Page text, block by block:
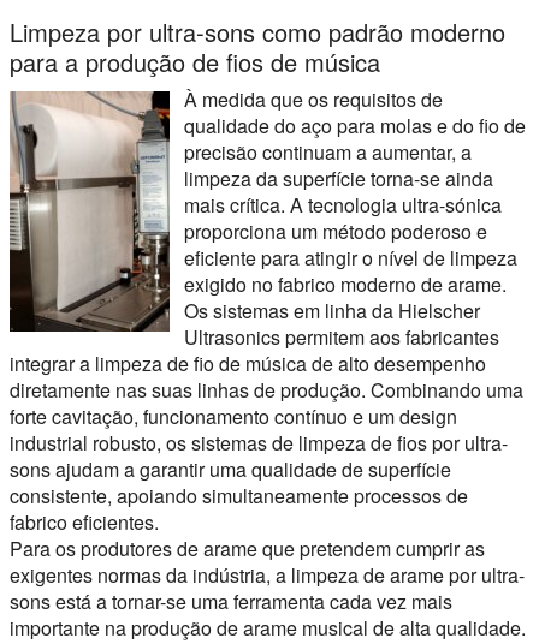
Limpeza por ultra-sons como padrão moderno
para a produção de fios de música
À medida que os requisitos de
qualidade do aço para molas e do fio de
precisão continuam a aumentar, a
limpeza da superfície torna-se ainda
mais crítica. A tecnologia ultra-sónica
proporciona um método poderoso e
eficiente para atingir o nível de limpeza
exigido no fabrico moderno de arame.
Os sistemas em linha da Hielscher
Ultrasonics permitem aos fabricantes
integrar a limpeza de fio de música de alto desempenho
diretamente nas suas linhas de produção. Combinando uma
forte cavitação, funcionamento contínuo e um design
industrial robusto, os sistemas de limpeza de fios por ultra-
sons ajudam a garantir uma qualidade de superfície
consistente, apoiando simultaneamente processos de
fabrico eficientes.
Para os produtores de arame que pretendem cumprir as
exigentes normas da indústria, a limpeza de arame por ultra-
sons está a tornar-se uma ferramenta cada vez mais
importante na produção de arame musical de alta qualidade.